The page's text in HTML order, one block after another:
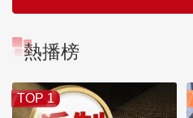
熱播榜
TOP 1